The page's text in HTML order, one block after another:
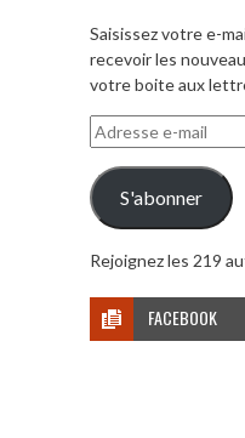
Saisissez votre e-
recevoir les
votre boite aux
Adresse
e-
mail
S'abonner
Rejoignez les 219
FACEBOOK